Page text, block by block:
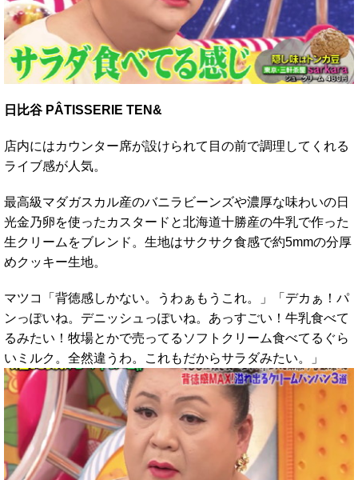
日比谷 PÂTISSERIE TEN&
店内にはカウンター席が設けられて目の前で調理してくれる
ライブ感が人気。
最高級マダガスカル産のバニラビーンズや濃厚な味わいの日
光金乃卵を使ったカスタードと北海道十勝産の牛乳で作った
生クリームをブレンド。生地はサクサク食感で約5mmの分厚
めクッキー生地。
マツコ「背徳感しかない。うわぁもうこれ。」「デカぁ！パ
ンっぽいね。デニッシュっぽいね。あっすごい！牛乳食べて
るみたい！牧場とかで売ってるソフトクリーム食べてるぐら
いミルク。全然違うわ。これもだからサラダみたい。」